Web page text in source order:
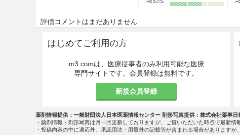
が長期間にわたると遷延性に推移
1.2参照］
＜成人T細胞白血病リンパ腫＞
8.3末梢血を随時検査し、投与期間
1.6、11.1.1参照］
慎重投与
評価コメントはまだありません
はじめてご利用の方
m3.comは、医療従事者のみ利用可能な医療
専門サイトです。会員登録は無料です。
新規会員登録
薬剤情報提供：一般財団法人日本医薬情報センター 剤形写真提供：株式会社薬事日
・薬剤情報・剤形写真は月一回更新しておりますが、ご覧いただいた時点で最新
・投稿内容の中に適応外、承認用法・用量外の記載等が含まれる場合がありますが